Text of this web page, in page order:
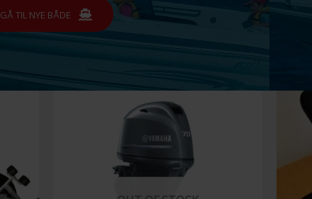
GÅ TIL NYE BÅDE